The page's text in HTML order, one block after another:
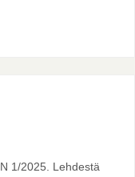
1/2025. Lehdestä